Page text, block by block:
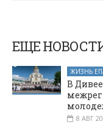
яйцо
ЕЩЕ
ЖИЗНЬ
В
8 АВГ